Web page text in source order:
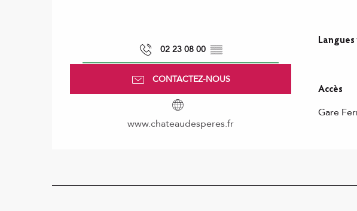
02 23 08 00 ▒▒
CONTACTEZ-NOUS
www.chateaudesperes.fr
Accès
Accès
Gare